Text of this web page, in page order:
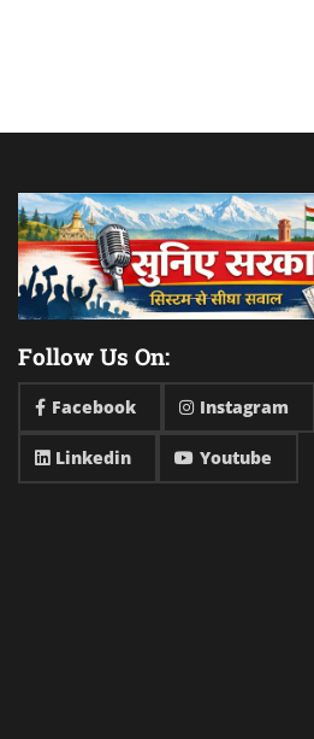
Follow Us On:
Facebook Instagram
Linkedin Youtube